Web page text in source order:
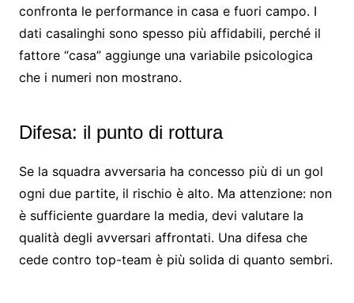
confronta le performance in casa e fuori campo. I
dati casalinghi sono spesso più affidabili, perché il
fattore “casa” aggiunge una variabile psicologica
che i numeri non mostrano.
Difesa: il punto di rottura
Se la squadra avversaria ha concesso più di un gol
ogni due partite, il rischio è alto. Ma attenzione: non
è sufficiente guardare la media, devi valutare la
qualità degli avversari affrontati. Una difesa che
cede contro top-team è più solida di quanto sembri.